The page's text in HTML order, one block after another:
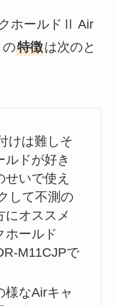
ホールドⅡ Air
の特徴は次のと
けは難しそ
ルドが好き
いで使え
して不測の
にオススメ
ホールド
M11CJPで
様なAirキャ